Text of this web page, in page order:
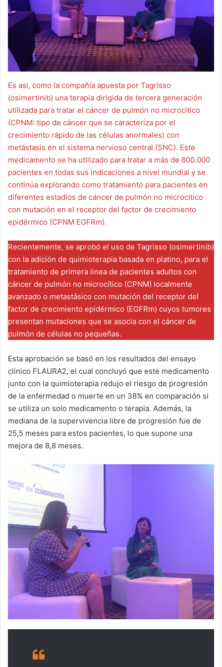
Es asi, como la compañía apuesta por Tagrisso
(osimertinib) una terapia dirigida de tercera generación
utilizada para tratar el cáncer de pulmón no microcitico
(CPNM: tipo de cáncer que se caracteriza por el
crecimiento rápido de las células anormales) con
metástasis en el sistema nervioso central (SNC). Este
medicamento se ha utilizado para tratar a más de 800.000
pacientes en todas sus indicaciones a nivel mundial y se
continúa explorando como tratamiento para pacientes en
diferentes estadios de cáncer de pulmón no microcitico
con mutación en el receptor del factor de crecimiento
epidérmico (CPNM EGFRm).
Recientemente, se aprobó el uso de Tagrisso (osimertinib)
con la adición de quimioterapia basada en platino, para el
tratamiento de primera linea de pacientes adultos con
cáncer de pulmón no microcítico (CPNM) localmente
avanzado o metastásico con mutación del receptor del
factor de crecimiento epidérmico (EGFRm) cuyos tumores
presentan mutaciones que se asocia con el cáncer de
pulmón de células no pequeñas.
Esta aprobación se basó en los resultados del ensayo
clinico FLAURA2, el cual concluyó que este medicamento
junto con la quimioterapia redujo el riesgo de progresión
de la enfermedad o muerte en un 38% en comparación si
se utiliza un solo medicamento o terapia. Además, la
mediana de la supervivencia libre de progresión fue de
25,5 meses para estos pacientes, lo que supone una
mejora de 8,8 meses.